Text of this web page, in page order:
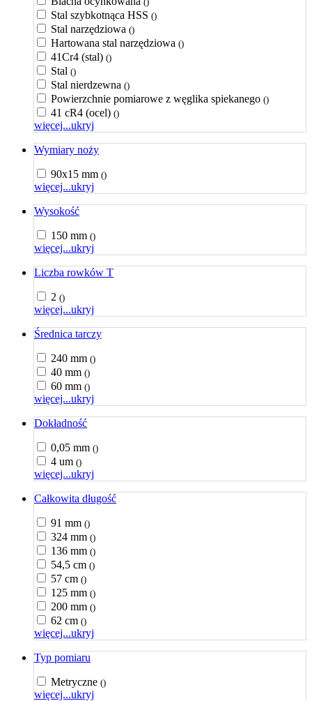
Stal szybkotnąca HSS ()
Stal narzędziowa ()
Hartowana stal narzędziowa ()
41Cr4 (stal) ()
Stal ()
Stal nierdzewna ()
Powierzchnie pomiarowe z węglika spiekanego ()
41 cR4 (ocel) ()
więcej...ukryj
Wymiary noży
90x15 mm ()
więcej...ukryj
Wysokość
150 mm ()
więcej...ukryj
Liczba rowków T
2 ()
więcej...ukryj
Średnica tarczy
240 mm ()
40 mm ()
60 mm ()
więcej...ukryj
Dokładność
0,05 mm ()
4 um ()
więcej...ukryj
Całkowita długość
91 mm ()
324 mm ()
136 mm ()
54,5 cm ()
57 cm ()
125 mm ()
200 mm ()
62 cm ()
więcej...ukryj
Typ pomiaru
Metryczne ()
więcej...ukryj